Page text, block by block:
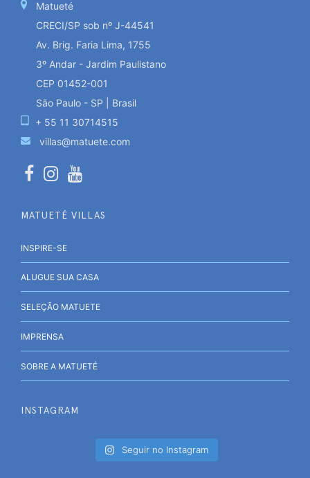
Matueté
CRECI/SP sob nº J-44541
Av. Brig. Faria Lima, 1755
3º Andar - Jardim Paulistano
CEP 01452-001
São Paulo - SP | Brasil
+ 55 11 30714515
villas@matuete.com
MATUETÉ VILLAS
INSPIRE-SE
ALUGUE SUA CASA
SELEÇÃO MATUETE
IMPRENSA
SOBRE A MATUETÉ
INSTAGRAM
Seguir no Instagram